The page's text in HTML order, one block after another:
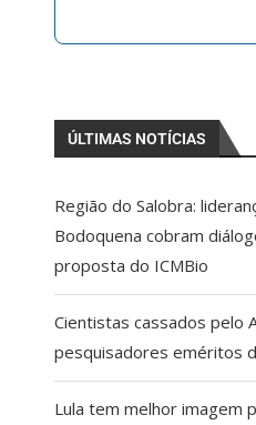
ÚLTIMAS NOTÍCIAS
Região do Salobra:
Bodoquena cobram
proposta do ICMBio
Cientistas cassados pelo
pesquisadores eméritos
Lula tem melhor imagem